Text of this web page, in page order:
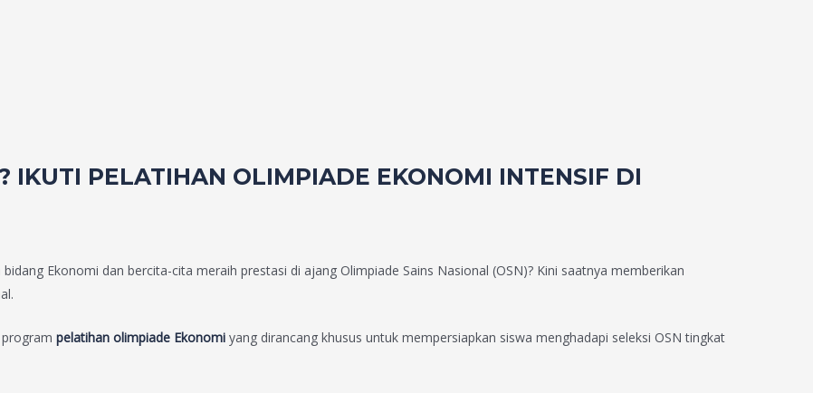
IKUTI PELATIHAN OLIMPIADE EKONOMI INTENSIF DI
Ekonomi dan bercita-cita meraih prestasi di ajang Olimpiade Sains Nasional (OSN)? Kini saatnya memberikan
pelatihan olimpiade Ekonomi yang dirancang khusus untuk mempersiapkan siswa menghadapi seleksi OSN tingkat